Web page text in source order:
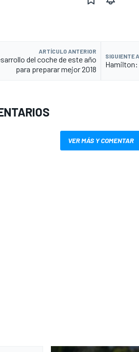
ARTÍCULO ANTERIOR
del coche de este año
para preparar mejor 2018
SIGUIENTE
Hamilton:
VER MÁS Y COMENTAR